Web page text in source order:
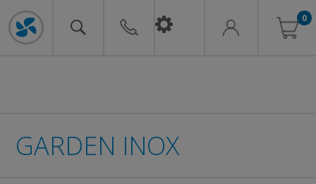
0
GARDEN INOX